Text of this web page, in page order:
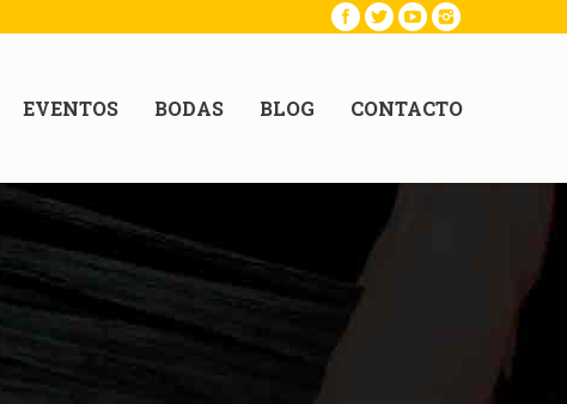
EVENTOS BODAS BLOG CONTACTO